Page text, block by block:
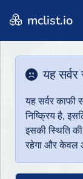
mclist.io
यह
यह सर्वर
निष्क्रिय है,
इसकी स्थिति
रहेगा और केवल